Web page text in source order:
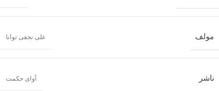
مولف علی نجفی توانا
ناشر آوای حکمت